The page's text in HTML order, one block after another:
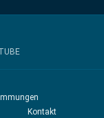
Kontakt